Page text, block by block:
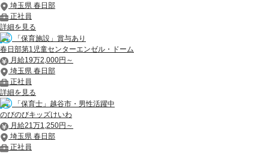
埼玉県 春日部
正社員
詳細を見る
「保育施設」賞与あり
春日部第1児童センターエンゼル・ドーム
月給19万2,000円～
埼玉県 春日部
正社員
詳細を見る
「保育士」越谷市・男性活躍中
のびのびキッズけいわ
月給21万1,250円～
埼玉県 春日部
正社員